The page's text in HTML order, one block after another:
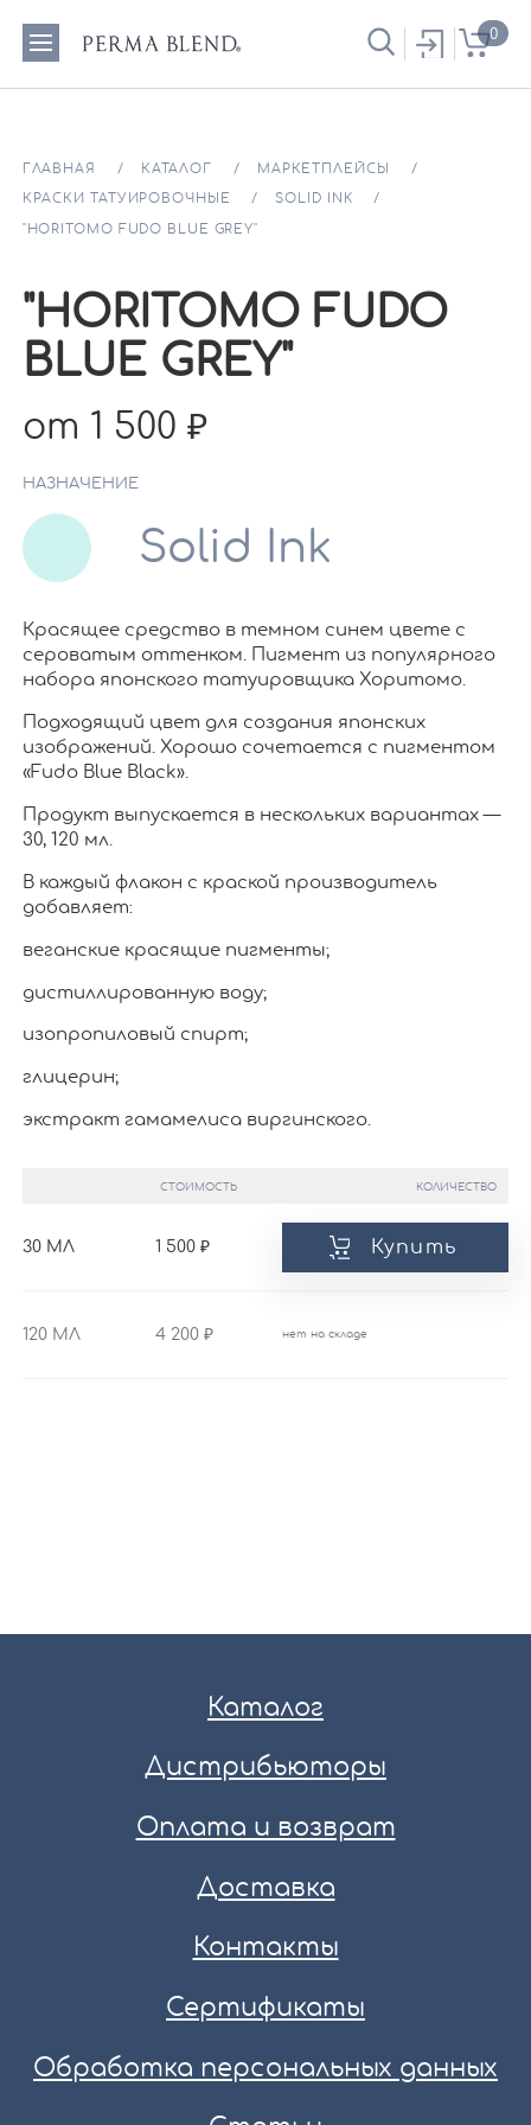
0
ГЛАВНАЯ КАТАЛОГ МАРКЕТПЛЕЙСЫ
КРАСКИ ТАТУИРОВОЧНЫЕ SOLID INK
"HORITOMO FUDO BLUE GREY"
"HORITOMO FUDO
BLUE GREY"
от 1 500
НАЗНАЧЕНИЕ
Solid Ink
Красящее средство в темном синем цвете с
сероватым оттенком. Пигмент из популярного
набора японского татуировщика Хоритомо.
Подходящий цвет для создания японских
изображений. Хорошо сочетается с пигментом
«Fudo Blue Black».
Продукт выпускается в нескольких вариантах —
30, 120 мл.
В каждый флакон с краской производитель
добавляет:
веганские красящие пигменты;
дистиллированную воду;
изопропиловый спирт;
глицерин;
экстракт гамамелиса виргинского.
СТОИМОСТЬ КОЛИЧЕСТВО
30 МЛ 1 500 Купить
120 МЛ 4 200 нет на складе
Каталог
Дистрибьюторы
Оплата и возврат
Доставка
Контакты
Сертификаты
Обработка персональных данных